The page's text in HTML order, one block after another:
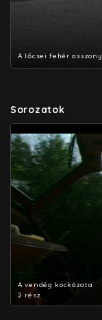
A lőcsei fehér asszony
Sorozatok
A vendég kockázata
2 rész